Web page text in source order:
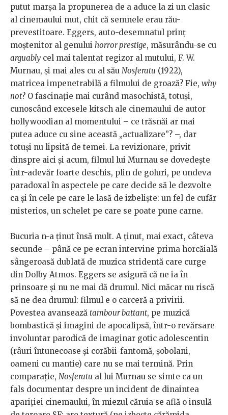
putut marșa la propunerea de a aduce la zi un clasic
al cinemaului mut, chit că semnele erau rău-
prevestitoare. Eggers, auto-desemnatul prinț
moștenitor al genului horror prestige, măsurându-se cu
arguably cel mai talentat regizor al mutului, F. W.
Murnau, și mai ales cu al său Nosferatu (1922),
matricea impenetrabilă a filmului de groază? Fie, why
not? O fascinație mai curând masochistă, totuși,
cunoscând excesele kitsch ale cinemaului de autor
hollywoodian al momentului – ce trăsnăi ar mai
putea aduce cu sine această „actualizare”? –, dar
totuși nu lipsită de temei. La revizionare, privit
dinspre aici și acum, filmul lui Murnau se dovedește
într-adevăr foarte deschis, plin de goluri, pe undeva
paradoxal în aspectele pe care decide să le dezvolte
ca și în cele pe care le lasă de izbeliște: un fel de cufăr
misterios, un schelet pe care se poate pune carne.
Bucuria n-a ținut însă mult. A ținut, mai exact, câteva
secunde – până ce pe ecran intervine prima horcăială
sângeroasă dublată de muzica stridentă care curge
din Dolby Atmos. Eggers se asigură că ne ia în
prinsoare și nu ne mai dă drumul. Nici măcar nu riscă
să ne dea drumul: filmul e o carceră a privirii.
Povestea avansează tambour battant, pe muzică
bombastică și imagini de apocalipsă, într-o revărsare
involuntar parodică de imaginar gotic adolescentin
(râuri întunecoase și corăbii-fantomă, șobolani,
oameni cu mantie) care nu se mai termină. Prin
comparație, Nosferatu al lui Murnau se simte ca un
fals documentar despre un incident de dinaintea
apariției cinemaului, în miezul căruia se află o insulă